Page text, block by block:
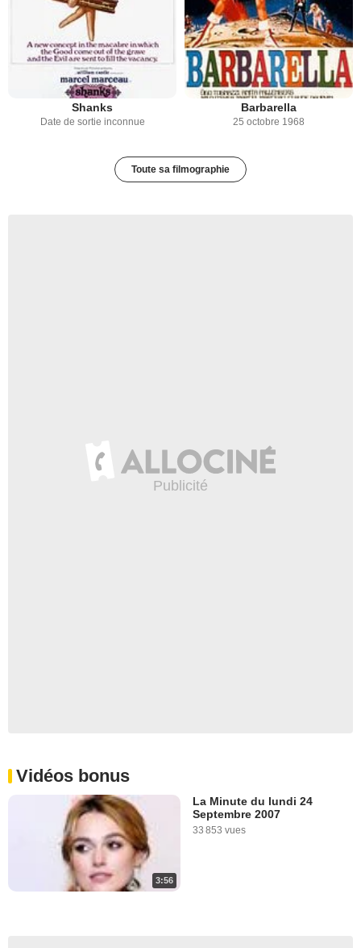
Shanks
Date de sortie inconnue
Barbarella
25 octobre 1968
Toute sa filmographie
Vidéos bonus
3:56
La Minute du lundi 24
Septembre 2007
33 853 vues